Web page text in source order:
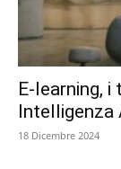
E-learning,
18 Dicembre 2024